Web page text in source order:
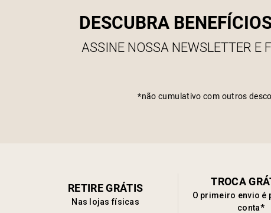
DESCUBRA
ASSINE NOSSA NEWSLETTER E
*não cumulativo com outros
RETIRE GRÁTIS
Nas lojas físicas
TROCA
O primeiro envio é
conta*